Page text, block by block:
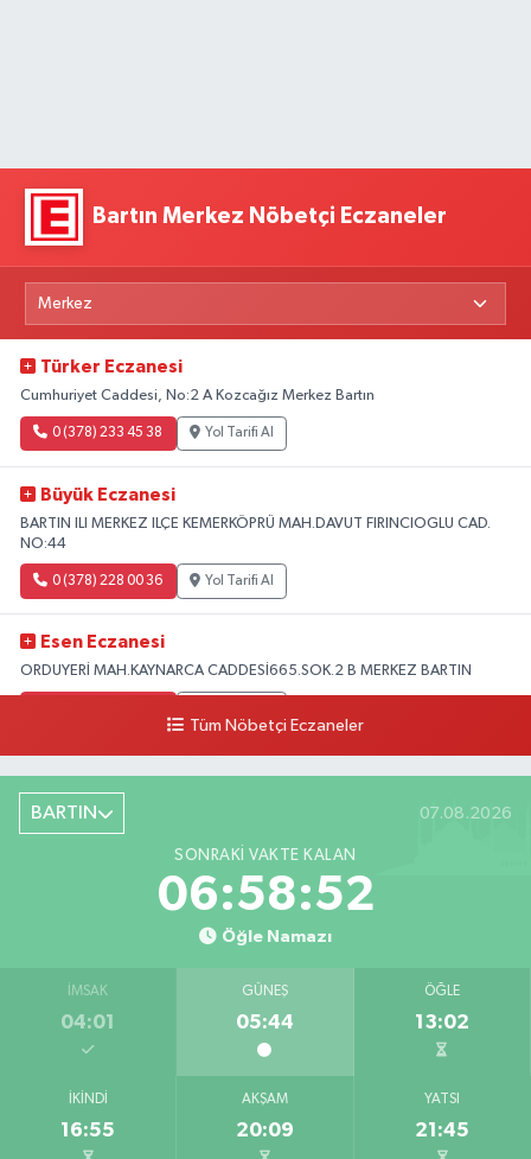
Bartın Merkez Nöbetçi Eczaneler
Türker Eczanesi
Cumhuriyet Caddesi, No:2 A Kozcağız Merkez Bartın
0 (378) 233 45 38 Yol Tarifi Al
Büyük Eczanesi
BARTIN ILI MERKEZ ILÇE KEMERKÖPRÜ MAH.DAVUT FIRINCIOGLU CAD.
NO:44
0 (378) 228 00 36 Yol Tarifi Al
Esen Eczanesi
ORDUYERİ MAH.KAYNARCA CADDESİ665.SOK.2 B MERKEZ BARTIN
Şiremirçavuş Mahallesi, Kırıkçı Zeliha Ana Sokak No:20 8 Merkez Bartın
0 (378) 227 85 45
Tüm Nöbetçi Eczaneler
BARTIN 07.08.2026
SONRAKI VAKTE KALAN
06:58:51
Öğle Namazı
İMSAK
04:01
GÜNEŞ
05:44
ÖĞLE
13:02
İKINDI
16:55
AKŞAM
20:09
YATSI
21:45